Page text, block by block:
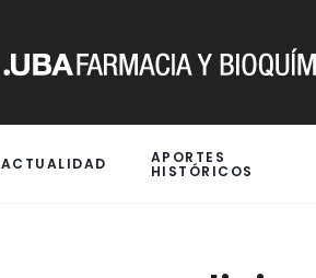
ACTUALIDAD APORTES
HISTÓRICOS